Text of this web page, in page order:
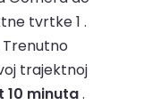
tvrtke 1 .
Trenutno
trajektnoj
10 minuta.